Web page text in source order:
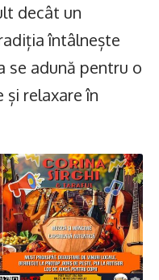
decât un
întâlnește
se adună pentru o
și relaxare în